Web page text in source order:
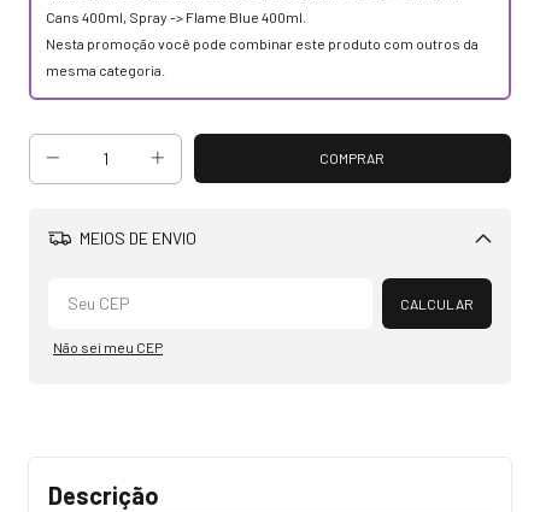
Cans 400ml, Spray -> Flame Blue 400ml.
Nesta promoção você pode combinar este produto com outros da
mesma categoria.
MEIOS DE ENVIO
Alterar CEP
CALCULAR
Não sei meu CEP
Descrição